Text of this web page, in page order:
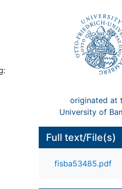
originated at
University of
Full text/File(s)
fisba53485.pdf